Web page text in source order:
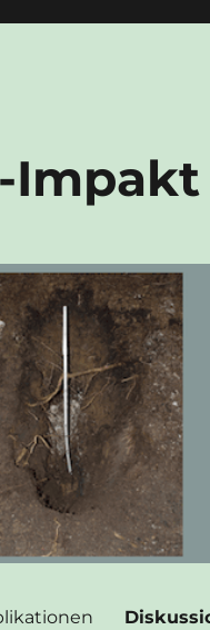
Impakt